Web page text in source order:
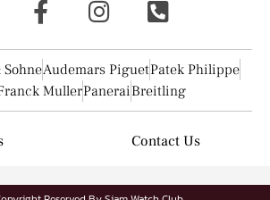
Audemars PiguetPatek Philippe
MullerPaneraiBreitling
Contact Us